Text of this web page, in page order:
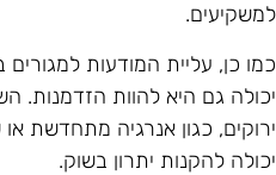
כן, עליית המודעות למגורים
גם היא להוות הזדמנות.
כגון אנרגיה מתחדשת או
להקנות יתרון בשוק.